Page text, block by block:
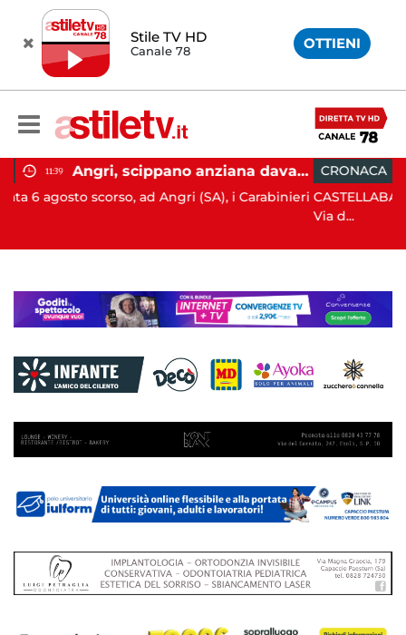
Stile TV HD
Canale 78 OTTIENI
Angri, scippano anziana davanti ad un negozio: tre arresti
(SA), i Carabinieri
CRONACA 05:42
CASTELLABATE. Ha perso il controllo